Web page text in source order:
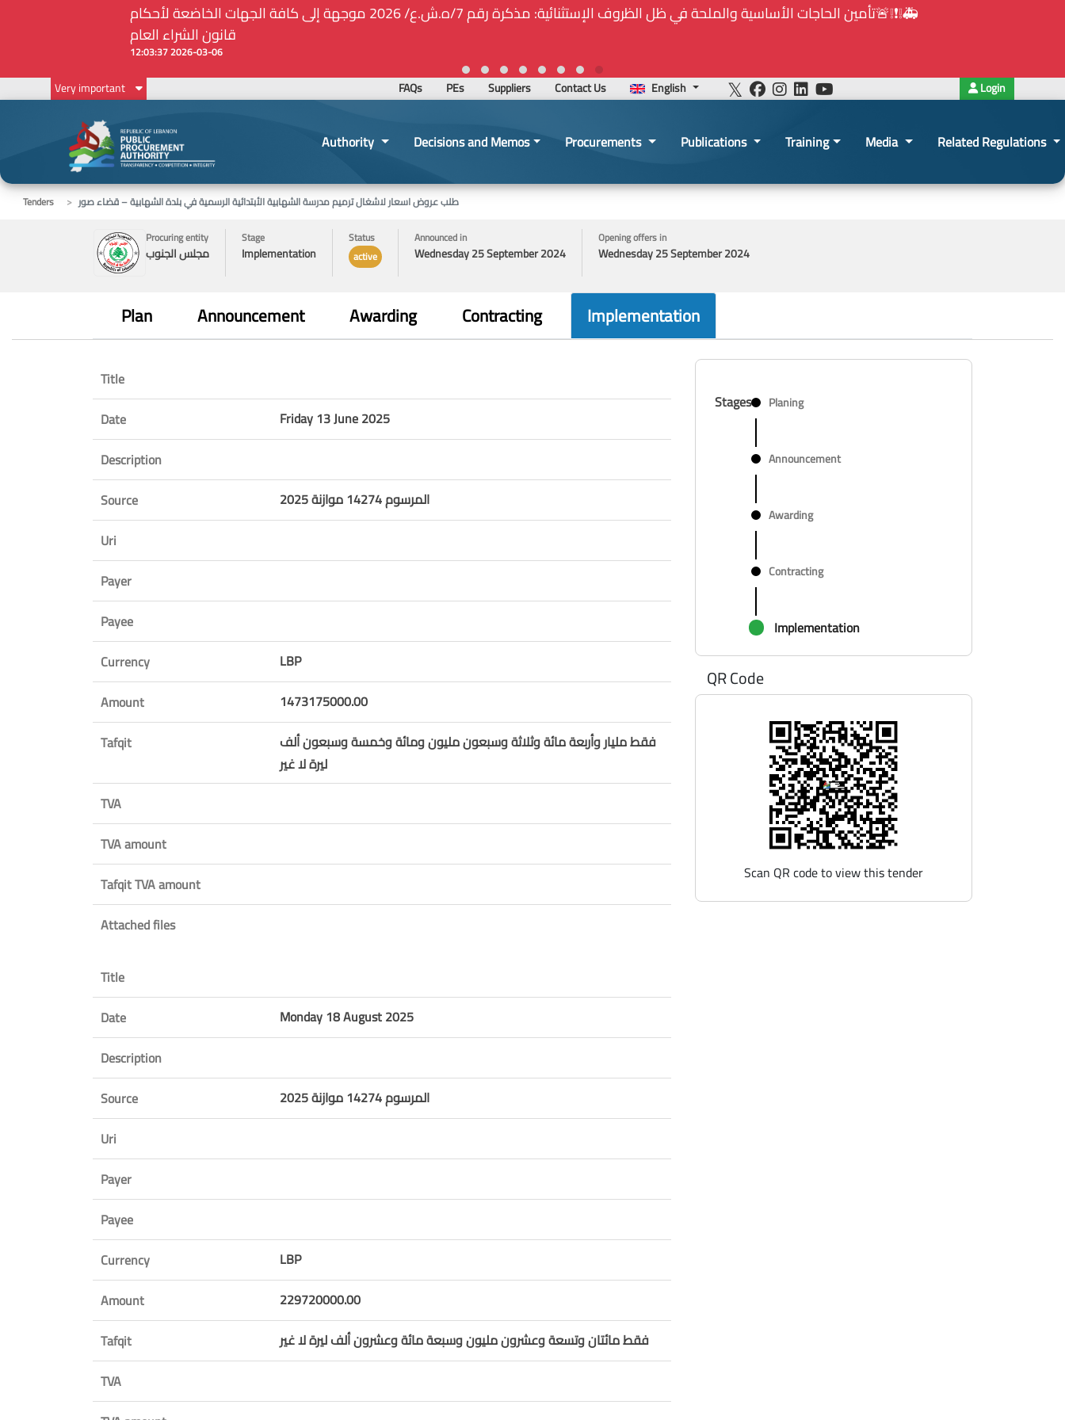
🚑❕❗❕🚨تأمين الحاجات الأساسية والملحة في ظل الظروف الإستثنائية: مذكرة رقم 7/ه.ش.ع/ 2026 موجهة إلى كافة الجهات الخاضعة لأحكام
⚠️... ويكون النشر إلزامياً على المنصة الإلكترونيّة المركزيّة لدى هيئة الشراء العام... الخ. (المادة 109
Very important FAQs PEs Suppliers Contact Us English Login
Authority Decisions and Memos Procurements Publications Training Media Related Regulations
Tenders
طلب عروض اسعار لاشغال ترميم مدرسة الشهابية الأبتدائية الرسمية في بلدة الشهابية – قضاء صور
Procuring entity
مجلس الجنوب
Stage
Implementation
Status
active
Announced in
Wednesday 25 September 2024
Opening offers in
Wednesday 25 September 2024
Plan Announcement Awarding Contracting Implementation
Title
Date
Friday 13 June 2025
Description
Source
المرسوم 14274 موازنة 2025
Uri
Payer
Payee
Currency
LBP
Amount
1473175000.00
Tafqit
فقط مليار وأربعة مائة وثلاثة وسبعون مليون ومائة وخمسة وسبعون ألف
ليرة لا غير
TVA
TVA amount
Tafqit TVA amount
Attached files
Title
Date
Monday 18 August 2025
Description
Source
المرسوم 14274 موازنة 2025
Uri
Payer
Payee
Currency
LBP
Amount
229720000.00
Tafqit
فقط مائتان وتسعة وعشرون مليون وسبعة مائة وعشرون ألف ليرة لا غير
TVA
Stages Planing
Announcement
Awarding
Contracting
Implementation
QR Code
Scan QR code to view this tender